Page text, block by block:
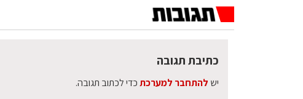
כתיבת תגובה
יש להתחבר למערכתכדי לכתוב תגובה.